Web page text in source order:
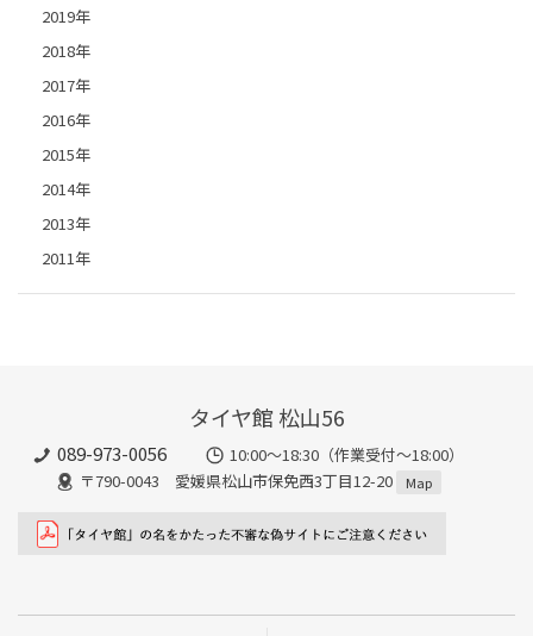
2019年
2018年
2017年
2016年
2015年
2014年
2013年
2011年
タイヤ館 松山56
089-973-0056
10:00～18:30（作業受付～18:00）
〒790-0043 愛媛県松山市保免西3丁目12-20
Map